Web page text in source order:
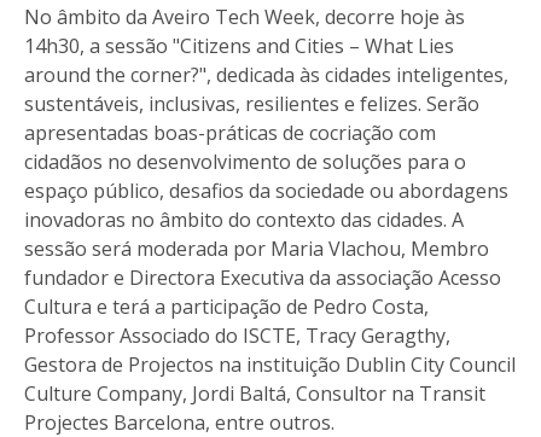
No âmbito da Aveiro Tech Week, decorre hoje às
14h30, a sessão "Citizens and Cities – What Lies
around the corner?", dedicada às cidades inteligentes,
sustentáveis, inclusivas, resilientes e felizes. Serão
apresentadas boas-práticas de cocriação com
cidadãos no desenvolvimento de soluções para o
espaço público, desafios da sociedade ou abordagens
inovadoras no âmbito do contexto das cidades. A
sessão será moderada por Maria Vlachou, Membro
fundador e Directora Executiva da associação Acesso
Cultura e terá a participação de Pedro Costa,
Professor Associado do ISCTE, Tracy Geragthy,
Gestora de Projectos na instituição Dublin City Council
Culture Company, Jordi Baltá, Consultor na Transit
Projectes Barcelona, entre outros.